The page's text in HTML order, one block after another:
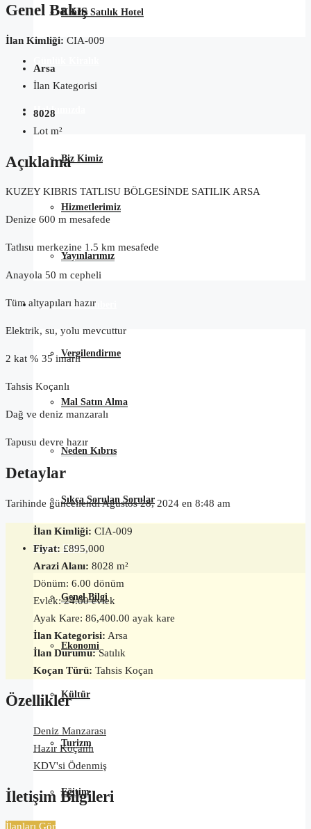
Kıbrıs Satılık Hotel
Hakkımızda
Biz Kimiz
Hizmetlerimiz
Yayınlarımız
Satın Alma Rehberi
Vergilendirme
Mal Satın Alma
Neden Kıbrıs
Sıkça Sorulan Sorular
Kuzey Kıbrıs
Genel Bilgi
Ekonomi
Kültür
Turizm
Eğitim
Genel Bakış
İlan Kimliği: CIA-009
Arsa
İlan Kategorisi
8028
Lot m²
Açıklama
KUZEY KIBRIS TATLISU BÖLGESİNDE SATILIK ARSA
Denize 600 m mesafede
Tatlısu merkezine 1.5 km mesafede
Anayola 50 m cepheli
Tüm altyapıları hazır
Elektrik, su, yolu mevcuttur
2 kat % 35 imarlı
Tahsis Koçanlı
Dağ ve deniz manzaralı
Tapusu devre hazır
Detaylar
Tarihinde güncellendi Ağustos 28, 2024 en 8:48 am
İlan Kimliği: CIA-009
Fiyat: £895,000
Arazi Alanı: 8028 m²
Dönüm: 6.00 dönüm
Evlek: 24.00 evlek
Ayak Kare: 86,400.00 ayak kare
İlan Kategorisi: Arsa
İlan Durumu: Satılık
Koçan Türü: Tahsis Koçan
Özellikler
Deniz Manzarası
Hazır Koçanlı
KDV'si Ödenmiş
İletişim Bilgileri
İlanları Gör